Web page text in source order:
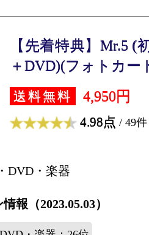
【先着特典】Mr.5 (
＋DVD)(フォトカー
送料無料 4,950円
4.98点 / 49件
DVD・楽器
報（2023.05.03）